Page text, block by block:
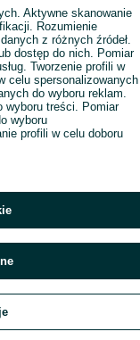
Czat
Aktywne skanowanie
Rozumienie
z różnych źródeł.
dostęp do nich. Pomiar
Tworzenie profili w
celu spersonalizowanych
do wyboru reklam.
wyboru treści. Pomiar
wyboru
profili w celu doboru